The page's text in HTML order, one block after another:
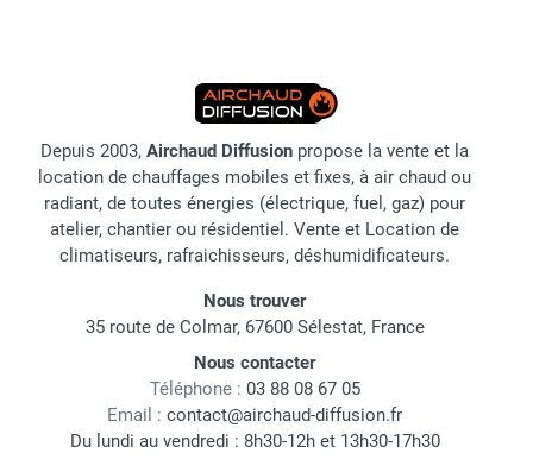
Depuis 2003, Airchaud Diffusion propose la vente et la
location de chauffages mobiles et fixes, à air chaud ou
radiant, de toutes énergies (électrique, fuel, gaz) pour
atelier, chantier ou résidentiel. Vente et Location de
climatiseurs, rafraichisseurs, déshumidificateurs.
Nous trouver
35 route de Colmar, 67600 Sélestat, France
Nous contacter
Téléphone : 03 88 08 67 05
Email : contact@airchaud-diffusion.fr
Du lundi au vendredi : 8h30-12h et 13h30-17h30